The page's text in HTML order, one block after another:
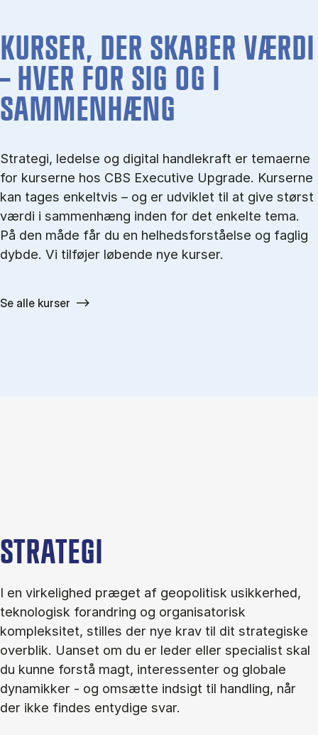
KURSER, DER SKABER VÆRDI
– HVER FOR SIG OG I
SAMMENHÆNG
Strategi, ledelse og digital handlekraft er temaerne
for kurserne hos CBS Executive Upgrade. Kurserne
kan tages enkeltvis – og er udviklet til at give størst
værdi i sammenhæng inden for det enkelte tema.
På den måde får du en helhedsforståelse og faglig
dybde. Vi tilføjer løbende nye kurser.
Se alle kurser
STRATEGI
I en virkelighed præget af geopolitisk usikkerhed,
teknologisk forandring og organisatorisk
kompleksitet, stilles der nye krav til dit strategiske
overblik. Uanset om du er leder eller specialist skal
du kunne forstå magt, interessenter og globale
dynamikker - og omsætte indsigt til handling, når
der ikke findes entydige svar.